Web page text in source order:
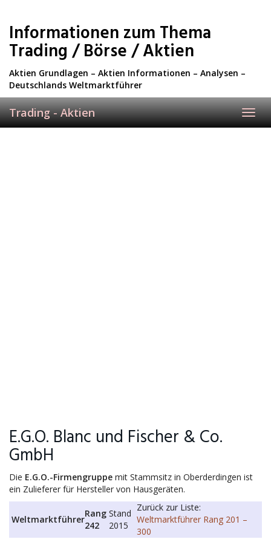
main
content
Informationen zum Thema
Trading / Börse / Aktien
Aktien Grundlagen – Aktien Informationen – Analysen –
Deutschlands Weltmarktführer
Trading - Aktien
E.G.O. Blanc und Fischer & Co.
GmbH
Die E.G.O.-Firmengruppe mit Stammsitz in Oberderdingen ist
ein Zulieferer für Hersteller von Hausgeräten.
Weltmarktführer
Rang
242
Stand
2015
Zurück zur Liste:
Weltmarktführer Rang 201 –
300